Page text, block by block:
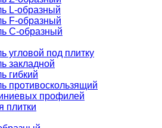
L-образный
F-образный
C-образный
под плитку
закладной
гибкий
противоскользящий
профилей
плитки